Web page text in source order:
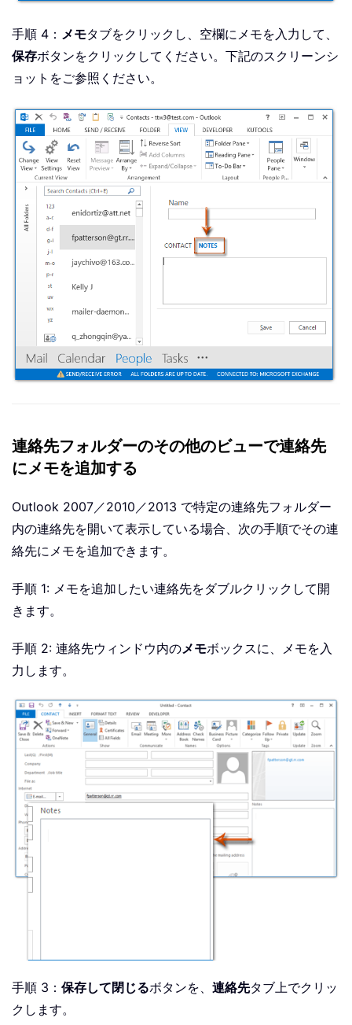
手順 4： メモタブをクリックし、空欄にメモを入力して、
保存ボタンをクリックしてください。下記のスクリーンシ
ョットをご参照ください。
連絡先フォルダーのその他のビューで連絡先
にメモを追加する
Outlook 2007／2010／2013 で特定の連絡先フォルダー
内の連絡先を開いて表示している場合、次の手順でその連
絡先にメモを追加できます。
手順 1: メモを追加したい連絡先をダブルクリックして開
きます。
手順 2: 連絡先ウィンドウ内のメモボックスに、メモを入
力します。
手順 3： 保存して閉じるボタンを、 連絡先タブ上でクリッ
クします。